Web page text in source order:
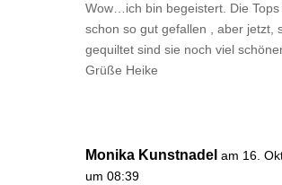
Wow…ich bin begeistert. Die
schon so gut gefallen , aber jetzt,
gequiltet sind sie noch viel
Grüße Heike
Monika Kunstnadel am 16.
um 08:39